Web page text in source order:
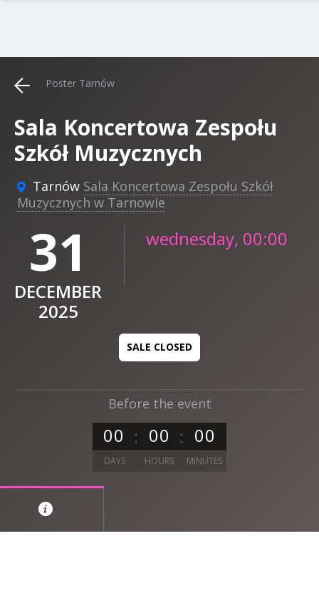
Poster Tarnów
Before the event
00 00 00
DAYS HOURS MINUTES
Sala Koncertowa Zespołu
Szkół Muzycznych
Tarnów Sala Koncertowa Zespołu Szkół
Muzycznych w Tarnowie
31
DECEMBER
2025
wednesday, 00:00
SALE CLOSED